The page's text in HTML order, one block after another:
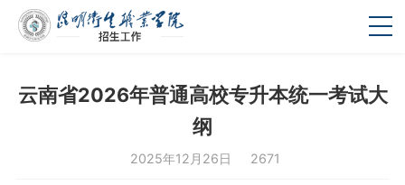
云南省2026年普通高校专升本统一考试大
纲
2025年12月26日 2671